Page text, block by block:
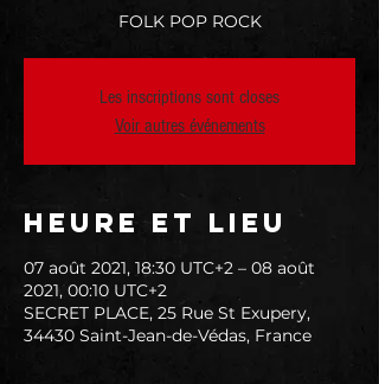
FOLK POP ROCK
Les inscriptions sont closes
Voir autres événements
Heure et lieu
07 août 2021, 18:30 UTC+2 – 08 août
2021, 00:10 UTC+2
SECRET PLACE, 25 Rue St Exupery,
34430 Saint-Jean-de-Védas, France